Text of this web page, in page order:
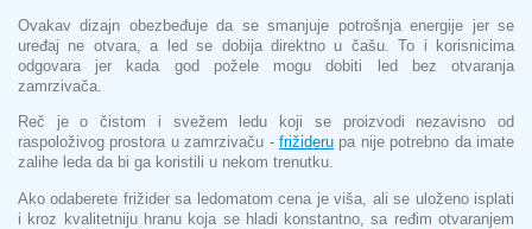
Ovakav dizajn obezbeđuje da se smanjuje potrošnja energije jer se
uređaj ne otvara, a led se dobija direktno u čašu. To i korisnicima
odgovara jer kada god požele mogu dobiti led bez otvaranja
zamrzivača.
Reč je o čistom i svežem ledu koji se proizvodi nezavisno od
raspoloživog prostora u zamrzivaču - frižideru pa nije potrebno da imate
zalihe leda da bi ga koristili u nekom trenutku.
Ako odaberete frižider sa ledomatom cena je viša, ali se uloženo isplati
i kroz kvalitetniju hranu koja se hladi konstantno, sa ređim otvaranjem